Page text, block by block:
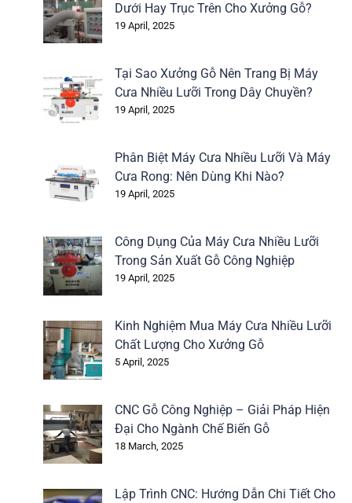
Dưới Hay Trục Trên Cho Xưởng Gỗ?
19 April, 2025
Tại Sao Xưởng Gỗ Nên Trang Bị Máy
Cưa Nhiều Lưỡi Trong Dây Chuyền?
19 April, 2025
Phân Biệt Máy Cưa Nhiều Lưỡi Và Máy
Cưa Rong: Nên Dùng Khi Nào?
19 April, 2025
Công Dụng Của Máy Cưa Nhiều Lưỡi
Trong Sản Xuất Gỗ Công Nghiệp
19 April, 2025
Kinh Nghiệm Mua Máy Cưa Nhiều Lưỡi
Chất Lượng Cho Xưởng Gỗ
5 April, 2025
CNC Gỗ Công Nghiệp – Giải Pháp Hiện
Đại Cho Ngành Chế Biến Gỗ
18 March, 2025
Lập Trình CNC: Hướng Dẫn Chi Tiết Cho